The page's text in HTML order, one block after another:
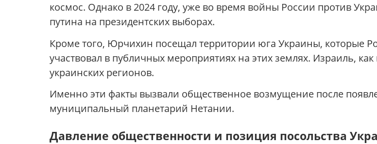
космос. Однако в 2024 году, уже во время войны России против
путина на президентских выборах.
Кроме того, Юрчихин посещал территории юга Украины, которые
участвовал в публичных мероприятиях на этих землях. Израиль,
украинских регионов.
Именно эти факты вызвали общественное возмущение после
муниципальный планетарий Нетании.
Давление общественности и позиция посольства